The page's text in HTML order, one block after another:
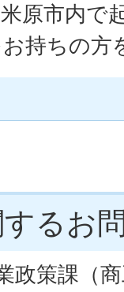
原市内で
持ちの方
るお
政策課（